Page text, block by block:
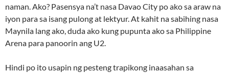
naman. Ako? Pasensya na’t nasa Davao City po ako sa araw na
iyon para sa isang pulong at lektyur. At kahit na sabihing nasa
Maynila lang ako, duda ako kung pupunta ako sa Philippine
Arena para panoorin ang U2.
Hindi po ito usapin ng pesteng trapikong inaasahan sa